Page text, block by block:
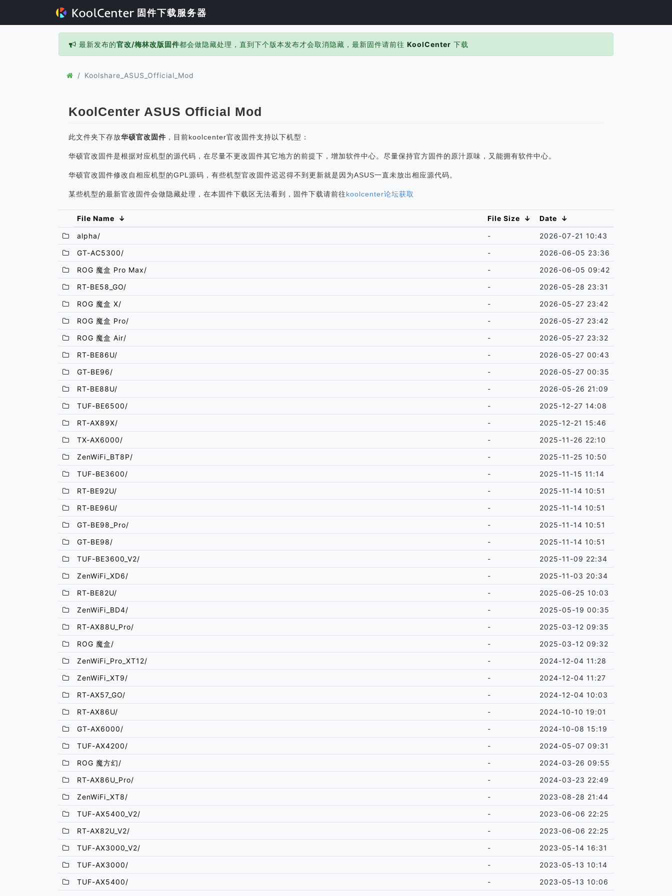
固件下载服务器
最新发布的官改/梅林改版固件都会做隐藏处理，直到下个版本发布才会取消隐藏，最新固件请前往 KoolCenter 下载
Koolshare_ASUS_Official_Mod
KoolCenter ASUS Official Mod
此文件夹下存放华硕官改固件 ，目前koolcenter官改固件支持以下机型：
华硕官改固件是根据对应机型的源代码，在尽量不更改固件其它地方的前提下，增加软件中心。尽量保持官方固件的原汁原味，又能拥有软件中心。
华硕官改固件修改自相应机型的GPL源码，有些机型官改固件迟迟得不到更新就是因为ASUS一直未放出相应源代码。
某些机型的最新官改固件会做隐藏处理，在本固件下载区无法看到，固件下载请前往koolcenter论坛获取
File Name ↓ File Size ↓ Date ↓
alpha/ -
2026-07-21 10:43
GT-AC5300/
-
2026-06-05 23:36
ROG 魔盒 Pro Max/
-
2026-06-05 09:42
RT-BE58_GO/
-
2026-05-28 23:31
ROG 魔盒 X/
-
2026-05-27 23:42
ROG 魔盒 Pro/
-
2026-05-27 23:42
ROG 魔盒 Air/
-
2026-05-27 23:32
RT-BE86U/
-
2026-05-27 00:43
GT-BE96/
-
2026-05-27 00:35
RT-BE88U/
-
2026-05-26 21:09
TUF-BE6500/
-
2025-12-27 14:08
RT-AX89X/
-
2025-12-21 15:46
TX-AX6000/
-
2025-11-26 22:10
ZenWiFi_BT8P/
-
2025-11-25 10:50
TUF-BE3600/
-
2025-11-15 11:14
RT-BE92U/
-
2025-11-14 10:51
RT-BE96U/
-
2025-11-14 10:51
GT-BE98_Pro/
-
2025-11-14 10:51
GT-BE98/
-
2025-11-14 10:51
TUF-BE3600_V2/
-
2025-11-09 22:34
ZenWiFi_XD6/
-
2025-11-03 20:34
RT-BE82U/
-
2025-06-25 10:03
ZenWiFi_BD4/
-
2025-05-19 00:35
RT-AX88U_Pro/
-
2025-03-12 09:35
ROG 魔盒/
-
2025-03-12 09:32
ZenWiFi_Pro_XT12/
-
2024-12-04 11:28
ZenWiFi_XT9/
-
2024-12-04 11:27
RT-AX57_GO/
-
2024-12-04 10:03
RT-AX86U/
-
2024-10-10 19:01
GT-AX6000/
-
2024-10-08 15:19
TUF-AX4200/
-
2024-05-07 09:31
ROG 魔方幻/
-
2024-03-26 09:55
RT-AX86U_Pro/
-
2024-03-23 22:49
ZenWiFi_XT8/
-
2023-08-28 21:44
TUF-AX5400_V2/
-
2023-06-06 22:25
RT-AX82U_V2/
-
2023-06-06 22:25
TUF-AX3000_V2/
-
2023-05-14 16:31
TUF-AX3000/
-
2023-05-13 10:14
TUF-AX5400/
-
2023-05-13 10:06